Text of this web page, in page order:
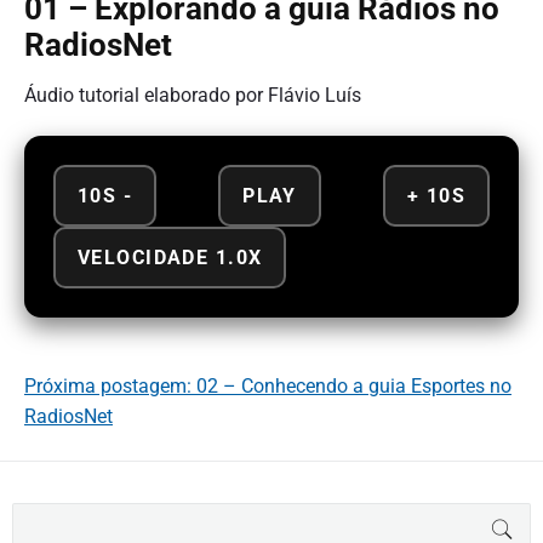
01 – Explorando a guia Rádios no
RadiosNet
Áudio tutorial elaborado por Flávio Luís
10S - PLAY + 10S
VELOCIDADE 1.0X
Próxima postagem: 02 – Conhecendo a guia Esportes no
RadiosNet